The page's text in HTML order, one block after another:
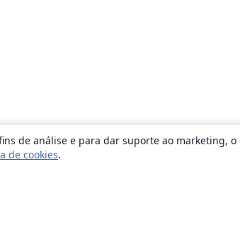
de análise e para dar suporte ao marketing,
de cookies.